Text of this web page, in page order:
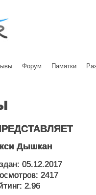
Форум Памятки
Дышкан
05.12.2017
2417
2.96